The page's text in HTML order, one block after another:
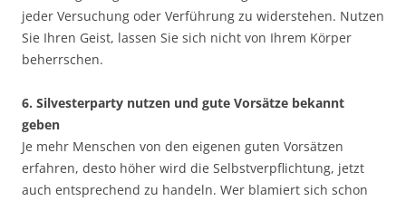
jeder Versuchung oder Verführung zu widerstehen. Nutzen
Sie Ihren Geist, lassen Sie sich nicht von Ihrem Körper
beherrschen.
6. Silvesterparty nutzen und gute Vorsätze bekannt
geben
Je mehr Menschen von den eigenen guten Vorsätzen
erfahren, desto höher wird die Selbstverpflichtung, jetzt
auch entsprechend zu handeln. Wer blamiert sich schon